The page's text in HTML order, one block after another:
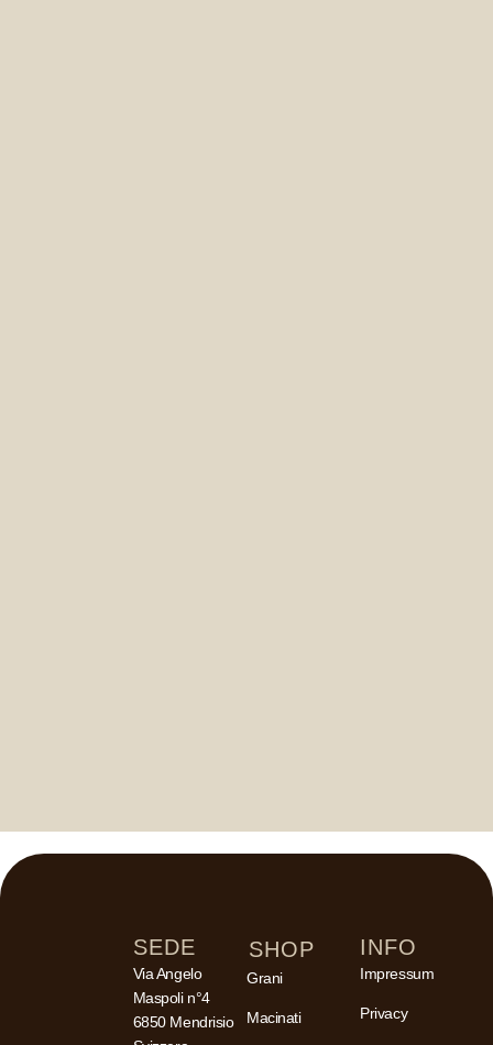
SEDE
Via Angelo
Maspoli n°4
6850 Mendrisio
SHOP
Grani
Macinati
INFO
Impressum
Privacy